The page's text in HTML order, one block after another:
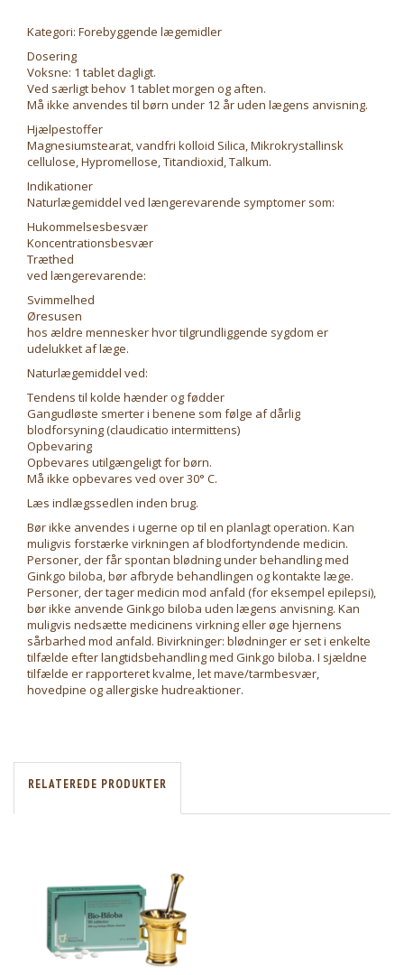
Kategori: Forebyggende lægemidler
Dosering
Voksne: 1 tablet dagligt.
Ved særligt behov 1 tablet morgen og aften.
Må ikke anvendes til børn under 12 år uden lægens anvisning.
Hjælpestoffer
Magnesiumstearat, vandfri kolloid Silica, Mikrokrystallinsk
cellulose, Hypromellose, Titandioxid, Talkum.
Indikationer
Naturlægemiddel ved længerevarende symptomer som:
Hukommelsesbesvær
Koncentrationsbesvær
Træthed
ved længerevarende:
Svimmelhed
Øresusen
hos ældre mennesker hvor tilgrundliggende sygdom er
udelukket af læge.
Naturlægemiddel ved:
Tendens til kolde hænder og fødder
Gangudløste smerter i benene som følge af dårlig
blodforsyning (claudicatio intermittens)
Opbevaring
Opbevares utilgængeligt for børn.
Må ikke opbevares ved over 30° C.
Læs indlægssedlen inden brug.
Bør ikke anvendes i ugerne op til en planlagt operation. Kan
muligvis forstærke virkningen af blodfortyndende medicin.
Personer, der får spontan blødning under behandling med
Ginkgo biloba, bør afbryde behandlingen og kontakte læge.
Personer, der tager medicin mod anfald (for eksempel epilepsi),
bør ikke anvende Ginkgo biloba uden lægens anvisning. Kan
muligvis nedsætte medicinens virkning eller øge hjernens
sårbarhed mod anfald. Bivirkninger: blødninger er set i enkelte
tilfælde efter langtidsbehandling med Ginkgo biloba. I sjældne
tilfælde er rapporteret kvalme, let mave/tarmbesvær,
hovedpine og allergiske hudreaktioner.
RELATEREDE PRODUKTER